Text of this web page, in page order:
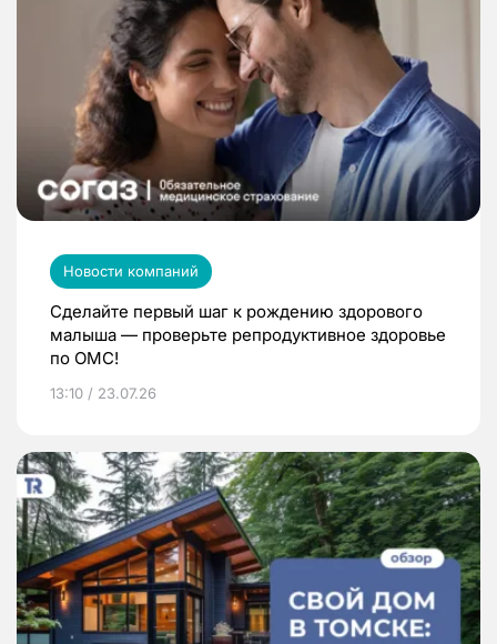
Новости компаний
Сделайте первый шаг к рождению здорового
малыша — проверьте репродуктивное здоровье
по ОМС!
13:10 / 23.07.26